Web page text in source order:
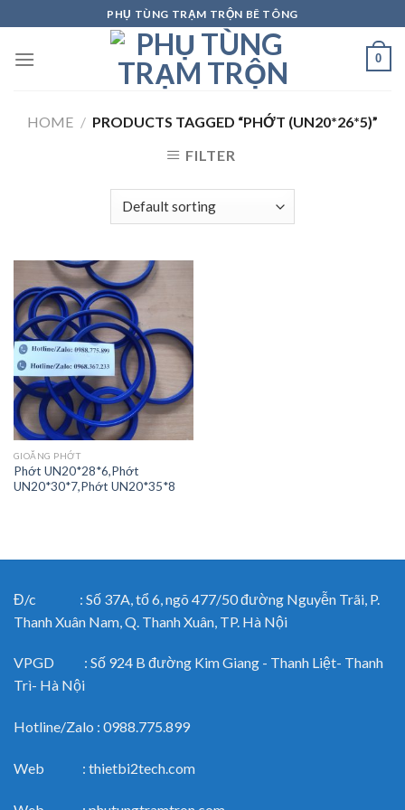
to
content
PHỤ TÙNG TRẠM TRỘN BÊ TÔNG
0
HOME / PRODUCTS TAGGED “PHỚT (UN20*26*5)”
FILTER
GIOĂNG PHỚT
Phớt UN20*28*6,Phớt
UN20*30*7,Phớt UN20*35*8
Đ/c : Số 37A, tổ 6, ngõ 477/50 đường Nguyễn Trãi, P.
Thanh Xuân Nam, Q. Thanh Xuân, TP. Hà Nội
VPGD : Số 924 B đường Kim Giang - Thanh Liệt- Thanh
Trì- Hà Nội
Hotline/Zalo : 0988.775.899
Web : thietbi2tech.com